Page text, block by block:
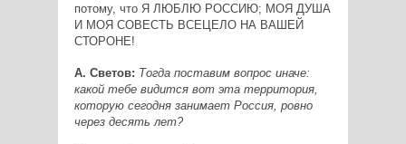
потому, что Я ЛЮБЛЮ РОССИЮ; МОЯ ДУША
И МОЯ СОВЕСТЬ ВСЕЦЕЛО НА ВАШЕЙ
СТОРОНЕ!
А. Светов: Тогда поставим вопрос иначе:
какой тебе видится вот эта территория,
которую сегодня занимает Россия, ровно
через десять лет?